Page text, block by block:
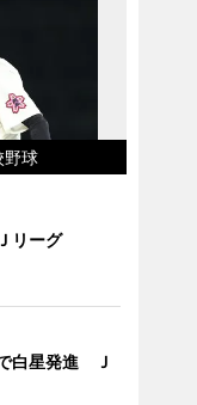
球
リーグ
白星発進 Ｊ